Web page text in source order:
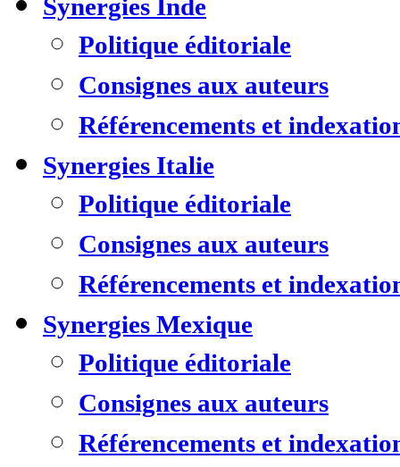
Synergies Inde
Politique éditoriale
Consignes aux auteurs
Référencements et
Synergies Italie
Politique éditoriale
Consignes aux auteurs
Référencements et
Synergies Mexique
Politique éditoriale
Consignes aux auteurs
Référencements et